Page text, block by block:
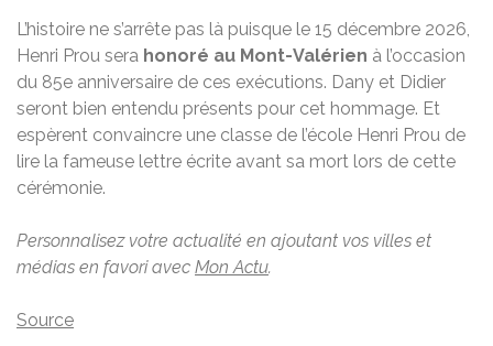
L’histoire ne s’arrête pas là puisque le 15 décembre 2026,
Henri Prou sera honoré au Mont-Valérien à l’occasion
du 85e anniversaire de ces exécutions. Dany et Didier
seront bien entendu présents pour cet hommage. Et
espèrent convaincre une classe de l’école Henri Prou de
lire la fameuse lettre écrite avant sa mort lors de cette
cérémonie.
Personnalisez votre actualité en ajoutant vos villes et
médias en favori avec Mon Actu.
Source